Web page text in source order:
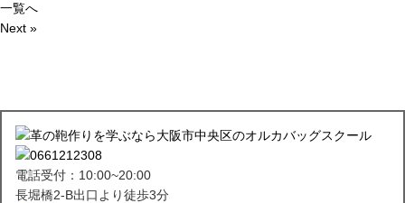
一覧へ
Next »
電話受付：10:00~20:00
長堀橋2-B出口より徒歩3分